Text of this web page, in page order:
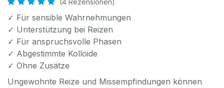
(4 Rezensionen)
✓ Für sensible Wahrnehmungen
✓ Unterstützung bei Reizen
✓ Für anspruchsvolle Phasen
✓ Abgestimmte Kolloide
✓ Ohne Zusätze
Ungewohnte Reize und Missempfindungen können